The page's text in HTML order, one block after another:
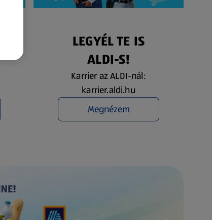
LEGYÉL TE IS
ALDI-S!
Karrier az ALDI-nál:
karrier.aldi.hu
Megnézem